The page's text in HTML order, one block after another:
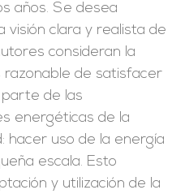
años. Se desea
visión clara y realista de
consideran la
de satisfacer
de las
energéticas de la
hacer uso de la energía
escala. Esto
y utilización de la